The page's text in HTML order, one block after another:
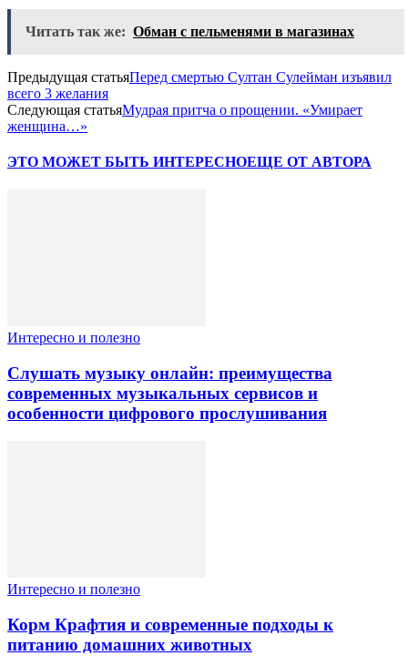
Читать так же: Обман с пельменями в магазинах
Предыдущая статьяПеред смертью Султан Сулейман изъявил
всего 3 желания
Следующая статьяМудрая притча о прощении. «Умирает
женщина…»
ЭТО МОЖЕТ БЫТЬ ИНТЕРЕСНОЕЩЕ ОТ АВТОРА
Интересно и полезно
Слушать музыку онлайн: преимущества
современных музыкальных сервисов и
особенности цифрового прослушивания
Интересно и полезно
Корм Крафтия и современные подходы к
питанию домашних животных